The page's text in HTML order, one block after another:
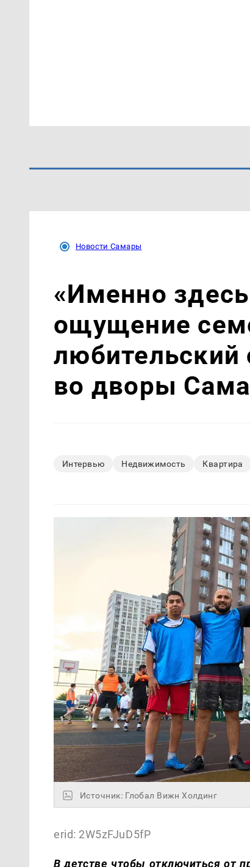
Новости Самары
«Именно
ощущение
любительский
во дворы
Интервью Недвижимость Квартира
Источник: Глобал Вижн Холдинг
erid: 2W5zFJuD5fP
В детстве чтобы отключиться от